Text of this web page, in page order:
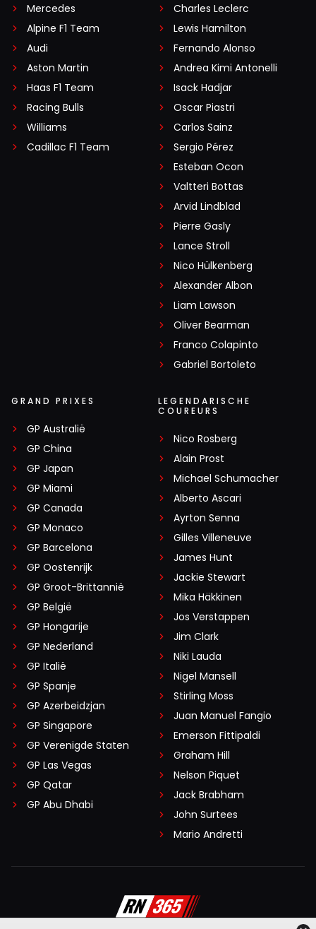
Mercedes
Alpine F1 Team
Audi
Aston Martin
Haas F1 Team
Racing Bulls
Williams
Cadillac F1 Team
Charles Leclerc
Lewis Hamilton
Fernando Alonso
Andrea Kimi Antonelli
Isack Hadjar
Oscar Piastri
Carlos Sainz
Sergio Pérez
Esteban Ocon
Valtteri Bottas
Arvid Lindblad
Pierre Gasly
Lance Stroll
Nico Hülkenberg
Alexander Albon
Liam Lawson
Oliver Bearman
Franco Colapinto
Gabriel Bortoleto
GRAND PRIXES
GP Australië
GP China
GP Japan
GP Miami
GP Canada
GP Monaco
GP Barcelona
GP Oostenrijk
GP Groot-Brittannië
GP België
GP Hongarije
GP Nederland
GP Italië
GP Spanje
GP Azerbeidzjan
GP Singapore
GP Verenigde Staten
GP Las Vegas
GP Qatar
GP Abu Dhabi
LEGENDARISCHE
COUREURS
Nico Rosberg
Alain Prost
Michael Schumacher
Alberto Ascari
Ayrton Senna
Gilles Villeneuve
James Hunt
Jackie Stewart
Mika Häkkinen
Jos Verstappen
Jim Clark
Niki Lauda
Nigel Mansell
Stirling Moss
Juan Manuel Fangio
Emerson Fittipaldi
Graham Hill
Nelson Piquet
Jack Brabham
John Surtees
Mario Andretti